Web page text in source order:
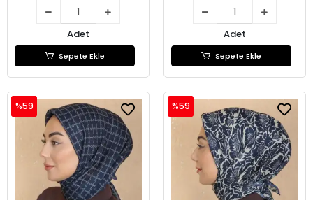
Adet
Sepete Ekle
Adet
Sepete Ekle
%59 %59